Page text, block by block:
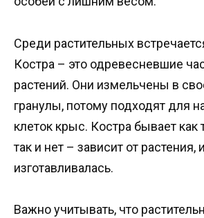
Среди растительных
Костра – это одревесневшие
растений. Они измельчены в
гранулы, потому подходят для
клеток крыс. Костра бывает как
так и нет – зависит от растения,
изготавливалась.
Важно учитывать, что